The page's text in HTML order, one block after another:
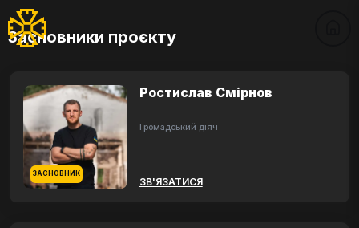
Засновники проєкту
ЗАСНОВНИК
Ростислав Смірнов
Громадський діяч
ЗВ'ЯЗАТИСЯ